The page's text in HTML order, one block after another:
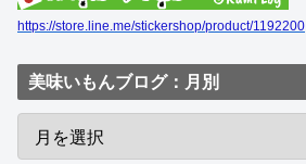
https://store.line.me/stickershop/product/1192200
美味いもんブログ：月別